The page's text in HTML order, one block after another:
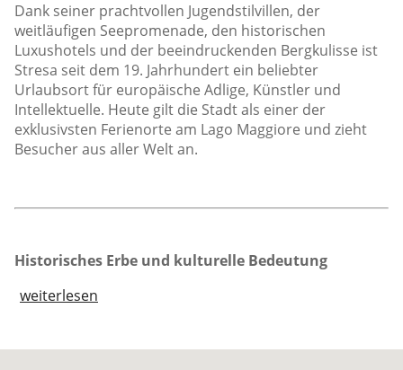
Dank seiner prachtvollen Jugendstilvillen, der
weitläufigen Seepromenade, den historischen
Luxushotels und der beeindruckenden Bergkulisse ist
Stresa seit dem 19. Jahrhundert ein beliebter
Urlaubsort für europäische Adlige, Künstler und
Intellektuelle. Heute gilt die Stadt als einer der
exklusivsten Ferienorte am Lago Maggiore und zieht
Besucher aus aller Welt an.
Historisches Erbe und kulturelle Bedeutung
weiterlesen